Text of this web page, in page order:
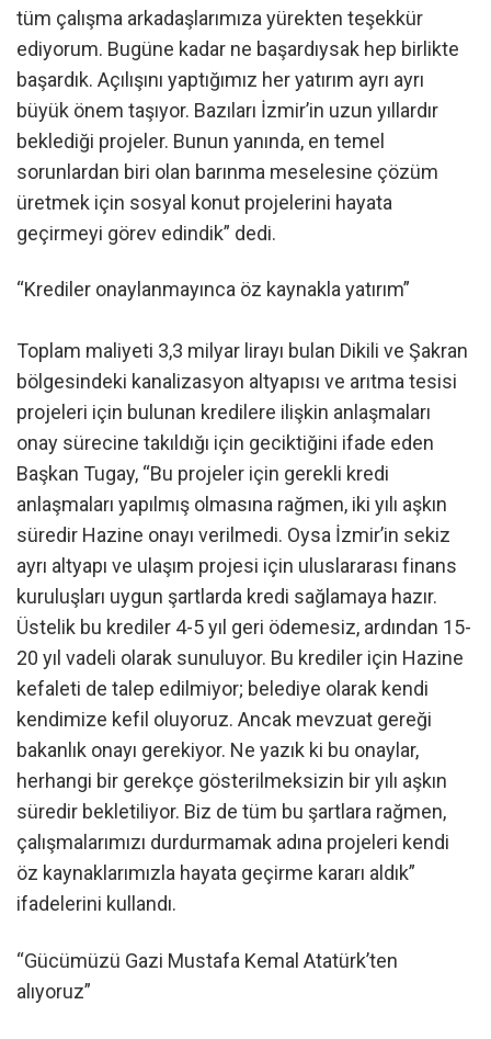
tüm çalışma arkadaşlarımıza yürekten teşekkür
ediyorum. Bugüne kadar ne başardıysak hep birlikte
başardık. Açılışını yaptığımız her yatırım ayrı ayrı
büyük önem taşıyor. Bazıları İzmir’in uzun yıllardır
beklediği projeler. Bunun yanında, en temel
sorunlardan biri olan barınma meselesine çözüm
üretmek için sosyal konut projelerini hayata
geçirmeyi görev edindik” dedi.
“Krediler onaylanmayınca öz kaynakla yatırım”
Toplam maliyeti 3,3 milyar lirayı bulan Dikili ve Şakran
bölgesindeki kanalizasyon altyapısı ve arıtma tesisi
projeleri için bulunan kredilere ilişkin anlaşmaları
onay sürecine takıldığı için geciktiğini ifade eden
Başkan Tugay, “Bu projeler için gerekli kredi
anlaşmaları yapılmış olmasına rağmen, iki yılı aşkın
süredir Hazine onayı verilmedi. Oysa İzmir’in sekiz
ayrı altyapı ve ulaşım projesi için uluslararası finans
kuruluşları uygun şartlarda kredi sağlamaya hazır.
Üstelik bu krediler 4-5 yıl geri ödemesiz, ardından 15-
20 yıl vadeli olarak sunuluyor. Bu krediler için Hazine
kefaleti de talep edilmiyor; belediye olarak kendi
kendimize kefil oluyoruz. Ancak mevzuat gereği
bakanlık onayı gerekiyor. Ne yazık ki bu onaylar,
herhangi bir gerekçe gösterilmeksizin bir yılı aşkın
süredir bekletiliyor. Biz de tüm bu şartlara rağmen,
çalışmalarımızı durdurmamak adına projeleri kendi
öz kaynaklarımızla hayata geçirme kararı aldık”
ifadelerini kullandı.
“Gücümüzü Gazi Mustafa Kemal Atatürk’ten
alıyoruz”